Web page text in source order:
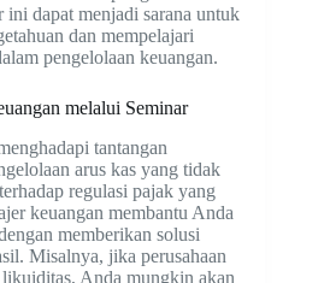
ini dapat menjadi sarana untuk
dan mempelajari
pengelolaan keuangan.
melalui Seminar
tantangan
arus kas yang tidak
regulasi pajak yang
keuangan membantu Anda
memberikan solusi
Misalnya, jika perusahaan
Anda mungkin akan